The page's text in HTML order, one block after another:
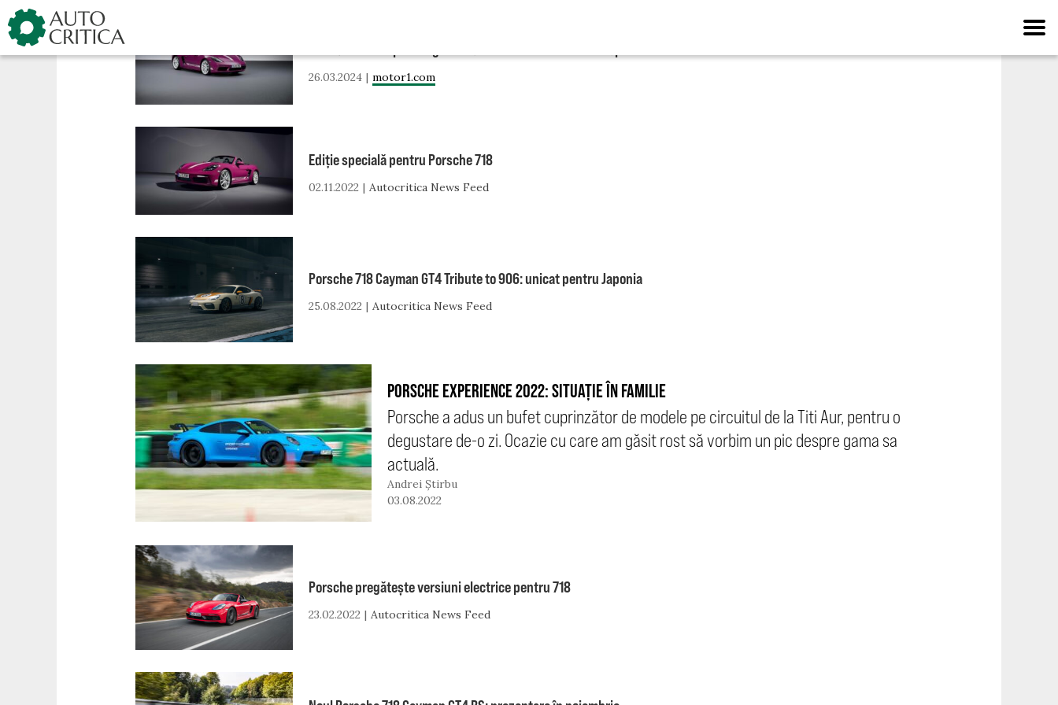
Skip
to
content
26.03.2024 motor1.com
Ediție specială pentru Porsche 718
02.11.2022 Autocritica News Feed
Porsche 718 Cayman GT4 Tribute to 906: unicat pentru Japonia
25.08.2022 Autocritica News Feed
PORSCHE EXPERIENCE 2022: SITUAȚIE ÎN FAMILIE
Porsche a adus un bufet cuprinzător de modele pe circuitul de la Titi Aur, pentru o
degustare de-o zi. Ocazie cu care am găsit rost să vorbim un pic despre gama sa
actuală.
Andrei Știrbu
03.08.2022
Porsche pregătește versiuni electrice pentru 718
23.02.2022 Autocritica News Feed